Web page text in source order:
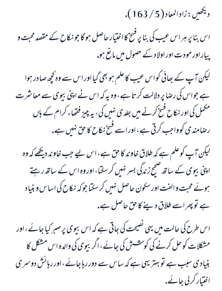
ديكھيں: زاد المعاد ( 5 / 163 ).
اس بنا پر ہر اس عيب كى بنا پر فسخ كا اختيار حاصل ہو گا جو نكاح كے مقصد محبت و
پيار اور مودت اور اولاد كے حصول ميں مانع ہو.
ليكن آپ كے بھائى كو اس عيب كا علم ہو بھى گيا اور اس سے وہ كچھ صادر ہوا
ہے جو اس كى رضا پر دلالت كرتا ہے، وہ يہ كہ اس نے اپنى بيوى سے معاشرت
مكمل كى اور نكاح فسخ كرنے ميں جلدى نہيں كى، يہ چيز فقھاء كرام كے ہاں
رضامندى كو واجب كرتى ہے، اور اسے فسخ نكاح كا حق نہيں ہے.
ليكن آپ كو علم ہے كہ طلاق خاوند كا حق ہے، اس ليے جب خاوند ديكھے كہ وہ
اپنى بيوى كے ساتھ صحيح زندگى بسر نہيں كر سكتا، اور وہ اس كے ساتھ رہتے
ہوئے محبت و الفت اور سكون حاصل نہيں كر سكتا جو كہ نكاح كى اساس و بنياد
ہے تو پھر اسے طلاق دينے كا حق حاصل ہے.
اس طرح كى حالت ميں يہى نصيحت كى جاتى ہے كہ اس بيوى پر صبر كيا جائے، اور
مشكلات كو حل كرنے كى كوشش كى جائے، اگر بيوى كى والدہ اس مشكل كا
بنيادى سبب ہے تو بہتر يہى ہے كہ ساس سے دور رہا جائے، اور رہائش دوسرى
اختيار كر لى جائے.
جواب نمبر 110845 نے نکاح ٹوٹنے سے بچایا۔
امت مسلمہ کے واسطے جوابات پیش کرنے کے لیے ہماری مدد کریں
رسول اللہ صلی اللہ علیہ و سلم کا فرمان ہے:
نیکی کی رہنمائی کرنے والے کو بھی نیکی کرنے والے کے برابر اجر ملتا ہے۔
(مسلم : 1893)